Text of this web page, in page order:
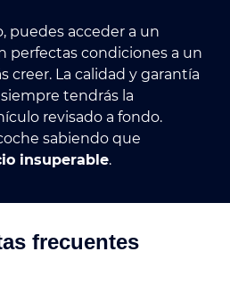
puedes acceder a un
perfectas condiciones a un
creer. La calidad y garantía
tendrás la
revisado a fondo.
sabiendo que
insuperable.
frecuentes